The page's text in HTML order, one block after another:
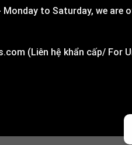
Monday to Saturday, we are
(Liên hệ khẩn cấp/ For